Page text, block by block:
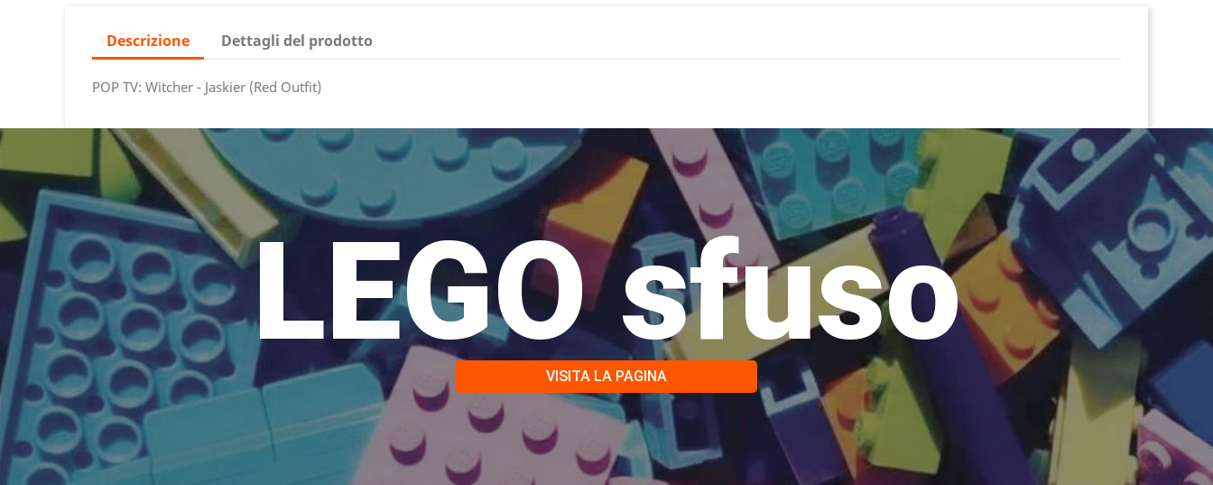
Descrizione Dettagli del prodotto
POP TV: Witcher - Jaskier (Red Outfit)
LEGO sfuso
VISITA LA PAGINA